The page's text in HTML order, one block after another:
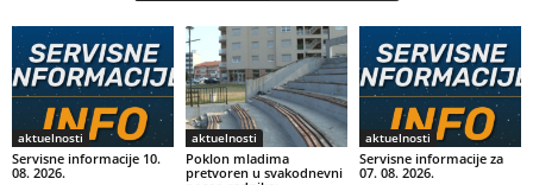
aktuelnosti
Servisne informacije 10.
08. 2026.
aktuelnosti
Poklon mladima
pretvoren u svakodnevni
aktuelnosti
Servisne informacije za
07. 08. 2026.